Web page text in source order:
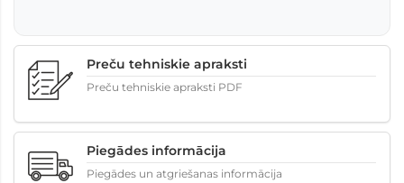
Preču tehniskie apraksti
Preču tehniskie apraksti PDF
Piegādes informācija
Piegādes un atgriešanas informācija